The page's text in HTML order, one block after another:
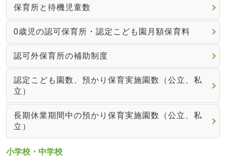
保育所と待機児童数
0歳児の認可保育所・認定こども園月額保育料
認可外保育所の補助制度
認定こども園数、預かり保育実施園数（公立、私
立）
長期休業期間中の預かり保育実施園数（公立、私
立）
小学校・中学校